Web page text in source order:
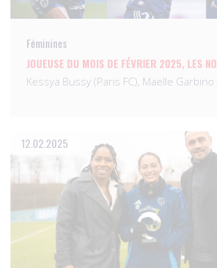
Féminines
JOUEUSE DU MOIS DE FÉVRIER 2025, LES
Kessya Bussy (Paris FC), Maëlle Garbino
12.02.2025